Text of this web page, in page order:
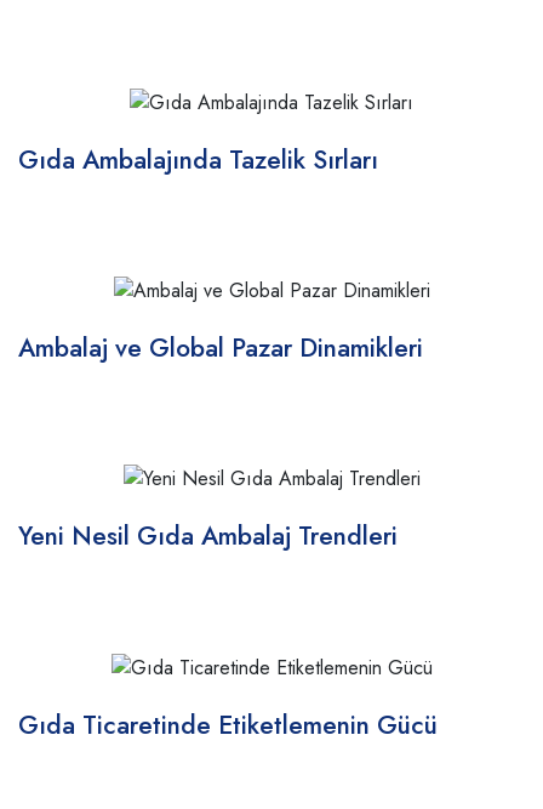
Gıda Ambalajında Tazelik Sırları
Ambalaj ve Global Pazar Dinamikleri
Yeni Nesil Gıda Ambalaj Trendleri
Gıda Ticaretinde Etiketlemenin Gücü